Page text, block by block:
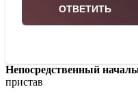
Непосредственный
пристав